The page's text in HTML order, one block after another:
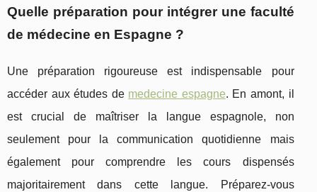
Quelle préparation pour intégrer une faculté
de médecine en Espagne ?
Une préparation rigoureuse est indispensable pour
accéder aux études de medecine espagne. En amont, il
est crucial de maîtriser la langue espagnole, non
seulement pour la communication quotidienne mais
également pour comprendre les cours dispensés
majoritairement dans cette langue. Préparez-vous